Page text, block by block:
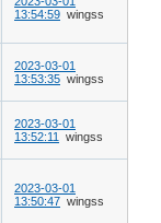
13:54:59 wingss
2023-03-01
13:53:35 wingss
2023-03-01
13:52:11
wingss
2023-03-01
13:50:47 wingss